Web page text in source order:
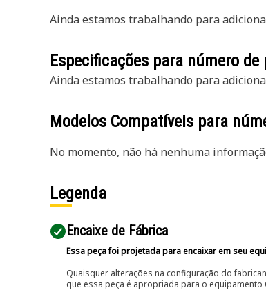
Ainda estamos trabalhando para
Especificações para número de
Ainda estamos trabalhando para
Modelos Compatíveis para
No momento, não há nenhuma
Legenda
Encaixe de Fábrica
Essa peça foi projetada para encaixar em seu
Quaisquer alterações na configuração do
que essa peça é apropriada para o